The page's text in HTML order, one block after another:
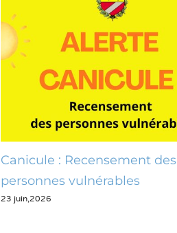
Canicule : Recensement des
personnes vulnérables
23 juin,2026